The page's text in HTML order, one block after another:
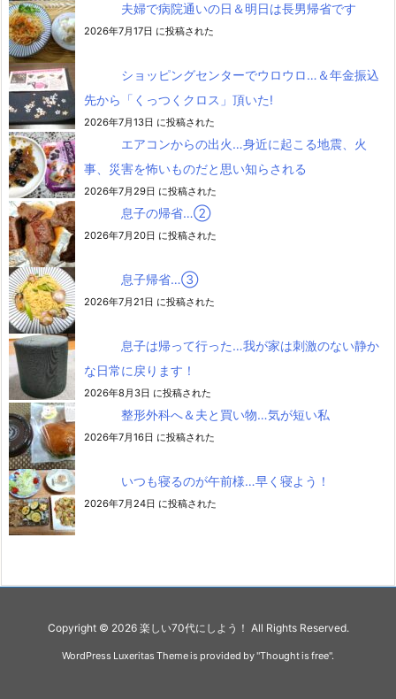
夫婦で病院通いの日＆明日は長男帰省です
2026年7月17日 に投稿された
ショッピングセンターでウロウロ…＆年金振込
先から「くっつくクロス」頂いた!
2026年7月13日 に投稿された
エアコンからの出火…身近に起こる地震、火
事、災害を怖いものだと思い知らされる
2026年7月29日 に投稿された
息子の帰省…②
2026年7月20日 に投稿された
息子帰省…③
2026年7月21日 に投稿された
息子は帰って行った…我が家は刺激のない静か
な日常に戻ります！
2026年8月3日 に投稿された
整形外科へ＆夫と買い物…気が短い私
2026年7月16日 に投稿された
いつも寝るのが午前様…早く寝よう！
2026年7月24日 に投稿された
Copyright © 2026 楽しい70代にしよう！ All Rights Reserved.
WordPress Luxeritas Theme is provided by "Thought is free".